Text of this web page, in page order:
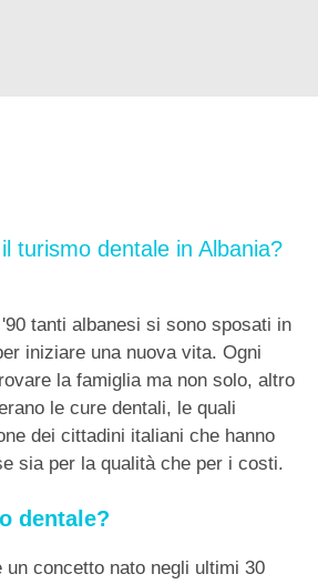
turismo dentale in Albania?
tanti albanesi si sono sposati in
iniziare una nuova vita. Ogni
la famiglia ma non solo, altro
le cure dentali, le quali
dei cittadini italiani che hanno
sia per la qualità che per i costi.
dentale?
un concetto nato negli ultimi 30